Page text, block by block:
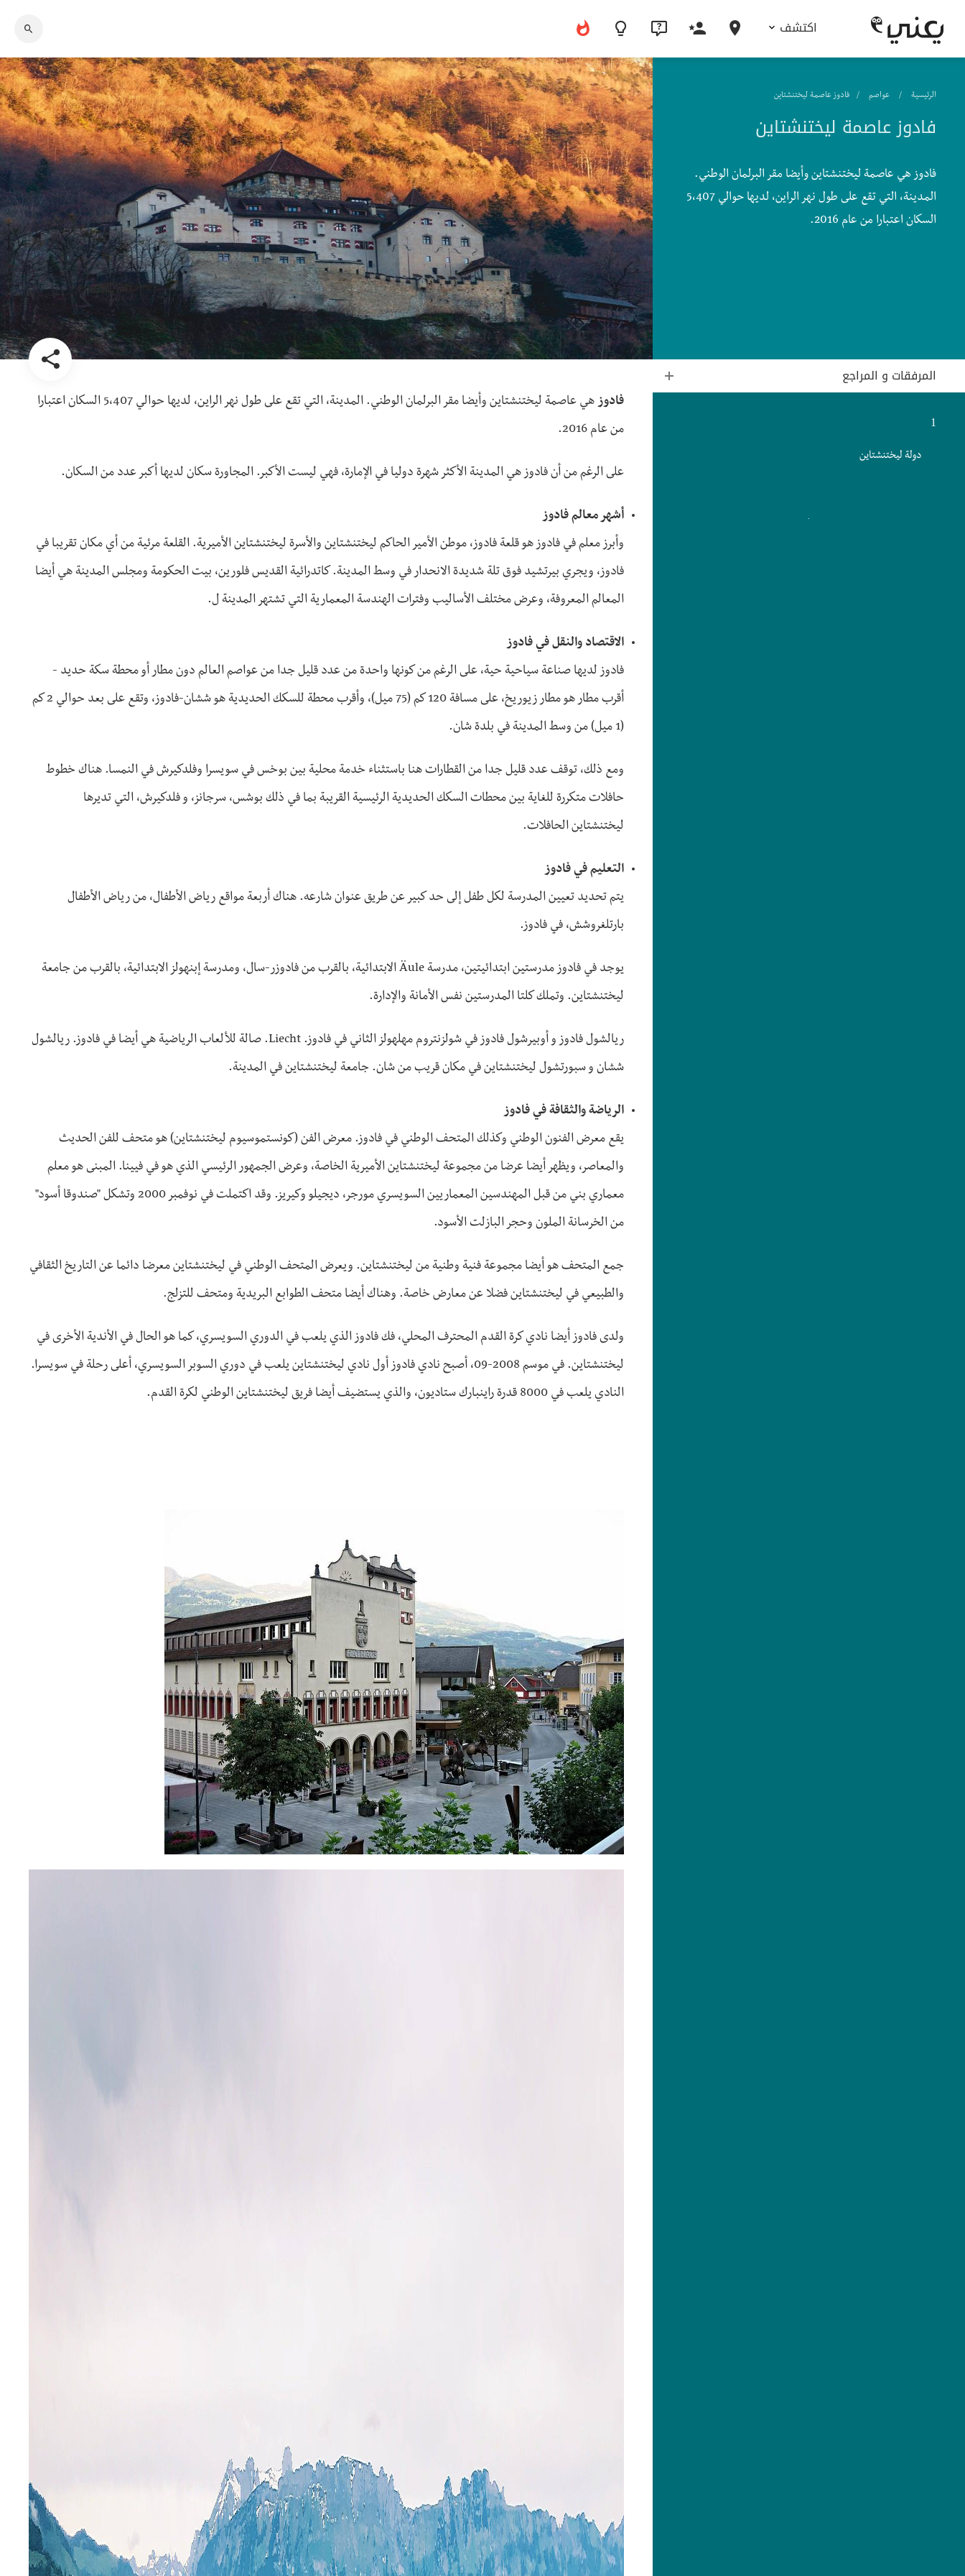
اكتشف
الرئيسية عواصم فادوز عاصمة ليختنشتاين
فادوز عاصمة ليختنشتاين
فادوز هي عاصمة ليختنشتاين وأيضا مقر البرلمان الوطني.
المدينة، التي تقع على طول نهر الراين، لديها حوالي 5،407
السكان اعتبارا من عام 2016.
المرفقات و المراجع
1
دولة ليختنشتاين
فادوز
هي عاصمة ليختنشتاين وأيضا مقر البرلمان الوطني. المدينة، التي تقع على طول نهر الراين، لديها حوالي 5،407 السكان اعتبارا
من عام 2016.
على الرغم من أن فادوز هي المدينة الأكثر شهرة دوليا في الإمارة، فهي ليست الأكبر. المجاورة سكان لديها أكبر عدد من السكان.
أشهر معالم فادوز
وأبرز معلم في فادوز هو قلعة فادوز، موطن الأمير الحاكم ليختنشتاين والأسرة ليختنشتاين الأميرية. القلعة مرئية من أي مكان تقريبا في
فادوز، ويجري بيرتشيد فوق تلة شديدة الانحدار في وسط المدينة. كاتدرائية القديس فلورين، بيت الحكومة ومجلس المدينة هي أيضا
المعالم المعروفة، وعرض مختلف الأساليب وفترات الهندسة المعمارية التي تشتهر المدينة ل.
الاقتصاد والنقل في فادوز
فادوز لديها صناعة سياحية حية، على الرغم من كونها واحدة من عدد قليل جدا من عواصم العالم دون مطار أو محطة سكة حديد -
أقرب مطار هو مطار زيوريخ، على مسافة 120 كم (75 ميل)، وأقرب محطة للسكك الحديدية هو ششان-فادوز، وتقع على بعد حوالي 2 كم
(1 ميل) من وسط المدينة في بلدة شان.
ومع ذلك، توقف عدد قليل جدا من القطارات هنا باستثناء خدمة محلية بين بوخس في سويسرا وفلدكيرش في النمسا. هناك خطوط
حافلات متكررة للغاية بين محطات السكك الحديدية الرئيسية القريبة بما في ذلك بوشس، سرجانز، و فلدكيرش، التي تديرها
ليختنشتاين الحافلات.
التعليم في فادوز
يتم تحديد تعيين المدرسة لكل طفل إلى حد كبير عن طريق عنوان شارعه. هناك أربعة مواقع رياض الأطفال، من رياض الأطفال
بارتلغروشش، في فادوز.
يوجد في فادوز مدرستين ابتدائيتين، مدرسة Äule الابتدائية، بالقرب من فادوزر-سال، ومدرسة إبنهولز الابتدائية، بالقرب من جامعة
ليختنشتاين. وتملك كلتا المدرستين نفس الأمانة والإدارة.
ريالشول فادوز و أوبيرشول فادوز في شولزنتروم مهلهولز الثاني في فادوز. Liecht. صالة للألعاب الرياضية هي أيضا في فادوز. ريالشول
ششان و سبورتشول ليختنشتاين في مكان قريب من شان. جامعة ليختنشتاين في المدينة.
الرياضة والثقافة في فادوز
يقع معرض الفنون الوطني وكذلك المتحف الوطني في فادوز. معرض الفن (كونستموسيوم ليختنشتاين) هو متحف للفن الحديث
والمعاصر، ويظهر أيضا عرضا من مجموعة ليختنشتاين الأميرية الخاصة، وعرض الجمهور الرئيسي الذي هو في فيينا. المبنى هو معلم
معماري بني من قبل المهندسين المعماريين السويسري مورجر، ديجيلو وكيريز. وقد اكتملت في نوفمبر 2000 وتشكل "صندوقا أسود"
من الخرسانة الملون وحجر البازلت الأسود.
جمع المتحف هو أيضا مجموعة فنية وطنية من ليختنشتاين. ويعرض المتحف الوطني في ليختنشتاين معرضا دائما عن التاريخ الثقافي
والطبيعي في ليختنشتاين فضلا عن معارض خاصة. وهناك أيضا متحف الطوابع البريدية ومتحف للتزلج.
ولدى فادوز أيضا نادي كرة القدم المحترف المحلي، فك فادوز الذي يلعب في الدوري السويسري، كما هو الحال في الأندية الأخرى في
ليختنشتاين. في موسم 2008-09، أصبح نادي فادوز أول نادي ليختنشتاين يلعب في دوري السوبر السويسري، أعلى رحلة في سويسرا.
النادي يلعب في 8000 قدرة راينبارك ستاديون، والذي يستضيف أيضا فريق ليختنشتاين الوطني لكرة القدم.